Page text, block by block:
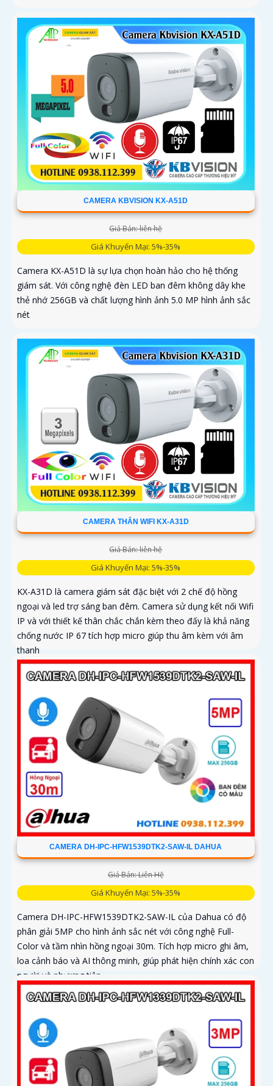
CAMERA KBVISION KX-A51D
Giá Bán: liên hệ
Giá Khuyến Mại: 5%-35%
Camera KX-A51D là sự lựa chọn hoàn hảo cho hệ thống
giám sát. Với công nghệ đèn LED ban đêm không dây khe
thẻ nhớ 256GB và chất lượng hình ảnh 5.0 MP hình ảnh sắc
nét
CAMERA THÂN WIFI KX-A31D
Giá Bán: liên hệ
Giá Khuyến Mại: 5%-35%
KX-A31D là camera giám sát đặc biệt với 2 chế độ hồng
ngoại và led trợ sáng ban đêm. Camera sử dụng kết nối Wifi
IP và với thiết kế thân chắc chắn kèm theo đấy là khả năng
chống nước IP 67 tích hợp micro giúp thu âm kèm với âm
thanh
CAMERA DH-IPC-HFW1539DTK2-SAW-IL DAHUA
Giá Bán: Liên Hệ
Giá Khuyến Mại: 5%-35%
Camera DH-IPC-HFW1539DTK2-SAW-IL của Dahua có độ
phân giải 5MP cho hình ảnh sắc nét với công nghệ Full-
Color và tầm nhìn hồng ngoại 30m. Tích hợp micro ghi âm,
loa cảnh báo và AI thông minh, giúp phát hiện chính xác con
người và phương tiện